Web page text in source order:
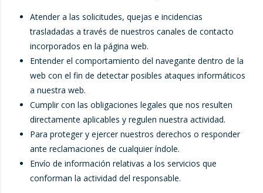
Atender a las solicitudes, quejas e incidencias
trasladadas a través de nuestros canales de contacto
incorporados en la página web.
Entender el comportamiento del navegante dentro de la
web con el fin de detectar posibles ataques informáticos
a nuestra web.
Cumplir con las obligaciones legales que nos resulten
directamente aplicables y regulen nuestra actividad.
Para proteger y ejercer nuestros derechos o responder
ante reclamaciones de cualquier índole.
Envío de información relativas a los servicios que
conforman la actividad del responsable.